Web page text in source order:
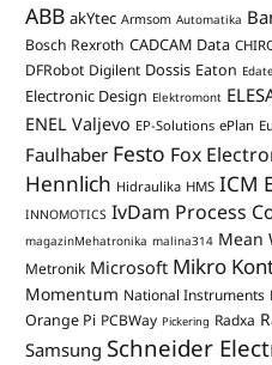
ABB akYtec Armsom Automatika
Bosch Rexroth CADCAM Data
DFRobot Digilent Dossis Eaton
Electronic Design Elektromont
ENEL Valjevo EP-Solutions ePlan
Faulhaber Festo Fox
Hennlich Hidraulika HMS ICM
INNOMOTICS IvDam Process
magazinMehatronika malina314 Mean
Metronik Microsoft Mikro
Momentum National Instruments
Orange Pi PCBWay Pickering Radxa
Samsung Schneider